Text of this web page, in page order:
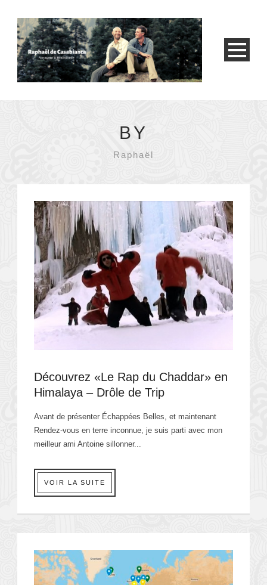
BY
Raphaël
Découvrez «Le Rap du Chaddar» en
Himalaya – Drôle de Trip
Avant de présenter Échappées Belles, et maintenant
Rendez-vous en terre inconnue, je suis parti avec mon
meilleur ami Antoine sillonner...
VOIR LA SUITE